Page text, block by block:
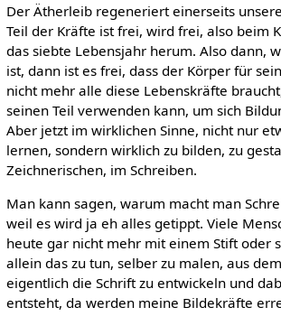
Der Ätherleib regeneriert einerseits
Teil der Kräfte ist frei, wird frei, also beim
das siebte Lebensjahr herum. Also dann,
ist, dann ist es frei, dass der Körper für
nicht mehr alle diese Lebenskräfte
seinen Teil verwenden kann, um sich
Aber jetzt im wirklichen Sinne, nicht nur
lernen, sondern wirklich zu bilden, zu
Zeichnerischen, im Schreiben.
Man kann sagen, warum macht man
weil es wird ja eh alles getippt. Viele
heute gar nicht mehr mit einem Stift oder
allein das zu tun, selber zu malen, aus
eigentlich die Schrift zu entwickeln und
entsteht, da werden meine Bildekräfte